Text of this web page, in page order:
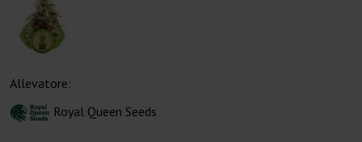
Allevatore:
Royal Queen Seeds